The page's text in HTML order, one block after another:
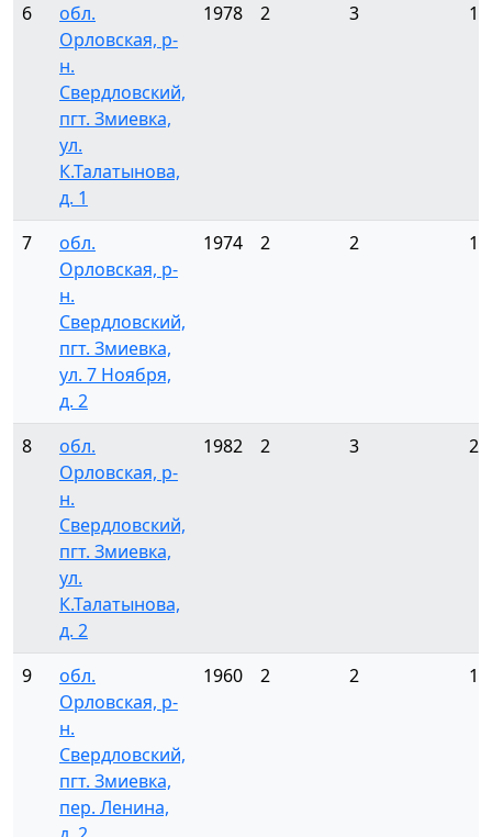
6
обл.
Орловская, р-
н.
Свердловский,
пгт. Змиевка,
ул.
К.Талатынова,
д. 1
1978 2 3 18
7
обл.
Орловская, р-
н.
Свердловский,
пгт. Змиевка,
ул. 7 Ноября,
д. 2
1974 2 2 16
8
обл.
Орловская, р-
н.
Свердловский,
пгт. Змиевка,
ул.
К.Талатынова,
д. 2
1982 2 3 22
9
обл.
Орловская, р-
н.
Свердловский,
пгт. Змиевка,
пер. Ленина,
1960 2 2 14